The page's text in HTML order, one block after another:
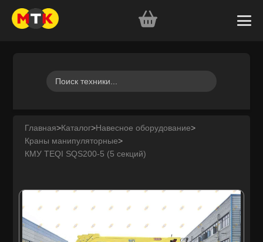
Главная>Каталог>Навесное оборудование>
Краны манипуляторные>
КМУ TEQI SQS200-5 (5 секций)